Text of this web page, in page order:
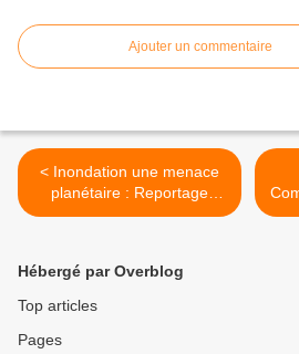
Ajouter un commentaire
< Inondation une menace
planétaire : Reportage
ARTE
Hébergé par Overblog
Top articles
Pages